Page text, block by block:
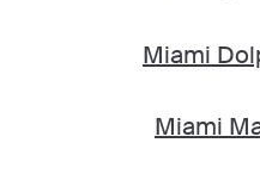
Miami
Miami